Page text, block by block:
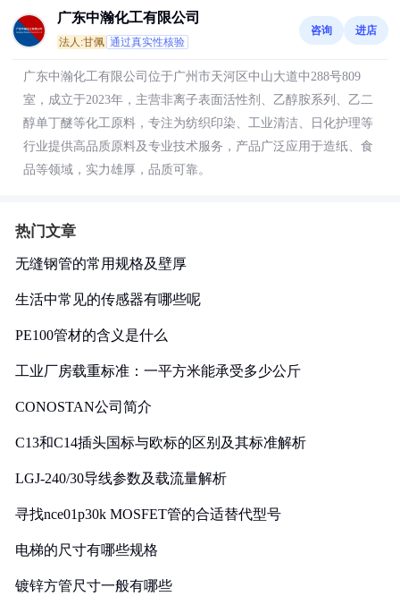
广东中瀚化工有限公司
法人:甘佩 通过真实性核验
咨询 进店
广东中瀚化工有限公司位于广州市天河区中山大道中288号809
室，成立于2023年，主营非离子表面活性剂、乙醇胺系列、乙二
醇单丁醚等化工原料，专注为纺织印染、工业清洁、日化护理等
行业提供高品质原料及专业技术服务，产品广泛应用于造纸、食
品等领域，实力雄厚，品质可靠。
热门文章
无缝钢管的常用规格及壁厚
生活中常见的传感器有哪些呢
PE100管材的含义是什么
工业厂房载重标准：一平方米能承受多少公斤
CONOSTAN公司简介
C13和C14插头国标与欧标的区别及其标准解析
LGJ-240/30导线参数及载流量解析
寻找nce01p30k MOSFET管的合适替代型号
电梯的尺寸有哪些规格
镀锌方管尺寸一般有哪些